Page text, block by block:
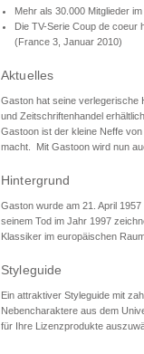
Mehr als 30.000 Mitglieder
Die TV-Serie Coup de coeur
(France 3, Januar 2010)
Aktuelles
Gaston hat seine verlegerische
und Zeitschriftenhandel
Gastoon ist der kleine Neffe
macht. Mit Gastoon wird nun
Hintergrund
Gaston wurde am 21. April
seinem Tod im Jahr 1997
Klassiker im europäischen
Styleguide
Ein attraktiver Styleguide mit
Nebencharaktere aus dem
für Ihre Lizenzprodukte